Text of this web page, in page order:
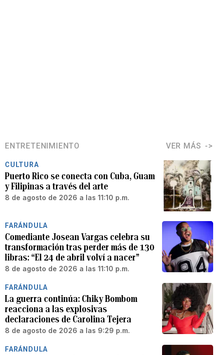
ENTRETENIMIENTO VER MÁS
CULTURA
Puerto Rico se conecta con Cuba, Guam
y Filipinas a través del arte
8 de agosto de 2026 a las 11:10 p.m.
FARÁNDULA
Comediante Josean Vargas celebra su
transformación tras perder más de 130
libras: “El 24 de abril volví a nacer”
8 de agosto de 2026 a las 11:10 p.m.
FARÁNDULA
La guerra continúa: Chiky Bombom
reacciona a las explosivas
declaraciones de Carolina Tejera
8 de agosto de 2026 a las 9:29 p.m.
FARÁNDULA